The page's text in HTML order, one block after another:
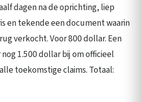
dagen na de oprichting, liep
en tekende een document waarin
verkocht. Voor 800 dollar. Een
1.500 dollar bij om officieel
toekomstige claims. Totaal: